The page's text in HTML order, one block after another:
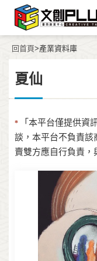
回首頁>產業資料庫
夏仙
*
「本平台僅提供資
談，本平台不負責該
賣雙方應自行負責，